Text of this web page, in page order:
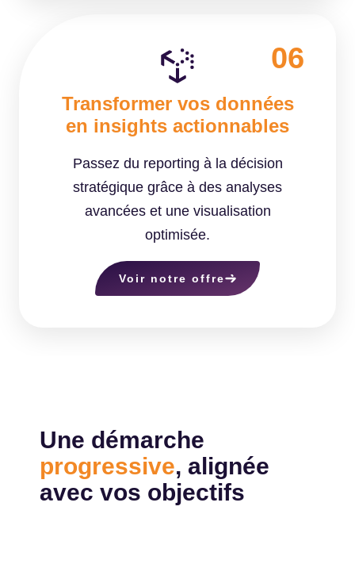
06
Transformer vos données
en insights actionnables
Passez du reporting à la décision
stratégique grâce à des analyses
avancées et une visualisation
optimisée.
Voir notre offre
Une démarche
progressive, alignée
avec vos objectifs